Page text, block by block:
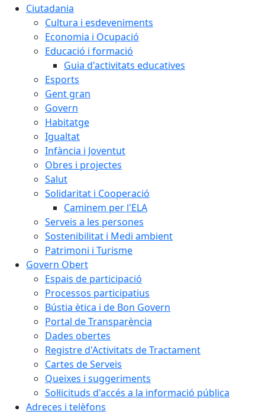
Ciutadania
Cultura i esdeveniments
Economia i Ocupació
Educació i formació
Guia d'activitats educatives
Esports
Gent gran
Govern
Habitatge
Igualtat
Infància i Joventut
Obres i projectes
Salut
Solidaritat i Cooperació
Caminem per l'ELA
Serveis a les persones
Sostenibilitat i Medi ambient
Patrimoni i Turisme
Govern Obert
Espais de participació
Processos participatius
Bústia ètica i de Bon Govern
Portal de Transparència
Dades obertes
Registre d'Activitats de Tractament
Cartes de Serveis
Queixes i suggeriments
Sol·licituds d'accés a la informació pública
Adreces i telèfons